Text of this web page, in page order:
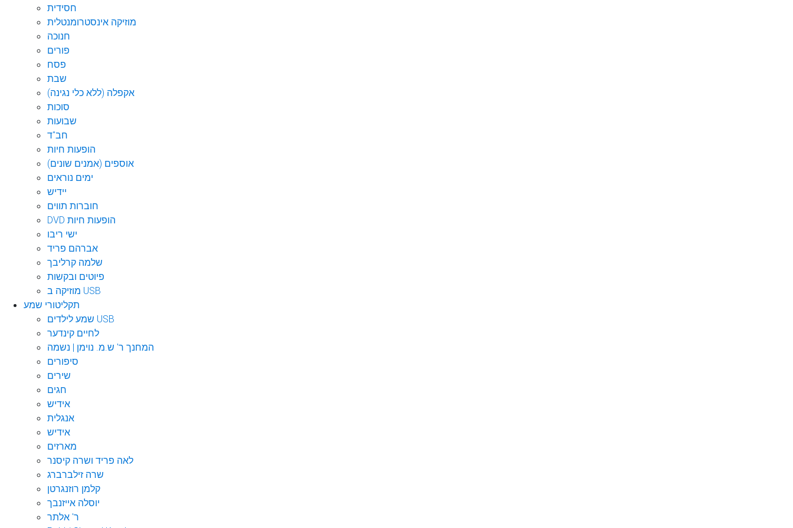
חסידית
מוזיקה אינסטרומנטלית
חנוכה
פורים
פסח
שבת
אקפלה (ללא כלי נגינה)
סוכות
שבועות
חב"ד
הופעות חיות
אוספים (אמנים שונים)
ימים נוראים
יידיש
חוברות תווים
DVD הופעות חיות
ישי ריבו
אברהם פריד
שלמה קרליבך
פיוטים ובקשות
מוזיקה ב USB
תקליטורי שמע
שמע לילדים USB
לחיים קינדער
המחנך ר' ש.מ. נוימן | נשמה
סיפורים
שירים
חגים
אידיש
אנגלית
אידיש
מארזים
לאה פריד ושרה קיסנר
שרה זילברברג
קלמן רוזנגרטן
יוסלה אייזנבך
ר' אלתר